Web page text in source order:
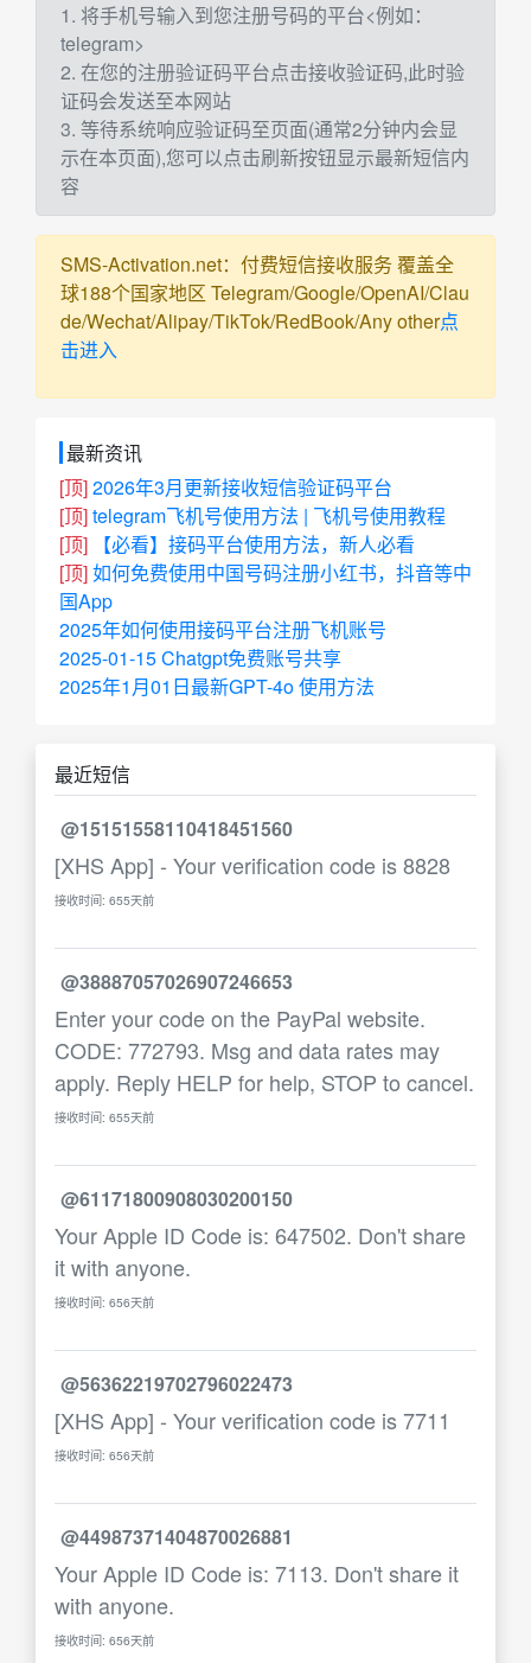
1. 将手机号输入到您注册号码的平台<例如：
telegram>
2. 在您的注册验证码平台点击接收验证码,此时验
证码会发送至本网站
3. 等待系统响应验证码至页面(通常2分钟内会显
示在本页面),您可以点击刷新按钮显示最新短信内
容
SMS-Activation.net：付费短信接收服务 覆盖全
球188个国家地区 Telegram/Google/OpenAI/Clau
de/Wechat/Alipay/TikTok/RedBook/Any other点
击进入
最新资讯
[顶]2026年3月更新接收短信验证码平台
[顶]telegram飞机号使用方法 | 飞机号使用教程
[顶]
【必看】接码平台使用方法，新人必看
[顶]如何免费使用中国号码注册小红书，抖音等中
国App
2025年如何使用接码平台注册飞机账号
2025-01-15 Chatgpt免费账号共享
2025年1月01日最新GPT-4o 使用方法
最近短信
@15151558110418451560
[XHS App] - Your verification code is 8828
接收时间: 655天前
@38887057026907246653
Enter your code on the PayPal website.
CODE: 772793. Msg and data rates may
apply. Reply HELP for help, STOP to cancel.
接收时间: 655天前
@61171800908030200150
Your Apple ID Code is: 647502. Don't share
it with anyone.
接收时间: 656天前
@56362219702796022473
[XHS App] - Your verification code is 7711
接收时间: 656天前
@44987371404870026881
Your Apple ID Code is: 7113. Don't share it
with anyone.
接收时间: 656天前